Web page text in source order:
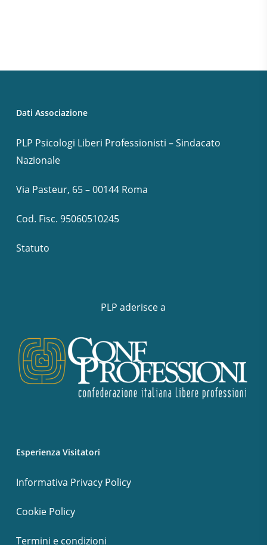
Dati Associazione
PLP Psicologi Liberi Professionisti – Sindacato
Nazionale
Via Pasteur, 65 – 00144 Roma
Cod. Fisc. 95060510245
Statuto
PLP aderisce a
Esperienza Visitatori
Informativa Privacy Policy
Cookie Policy
Termini e condizioni